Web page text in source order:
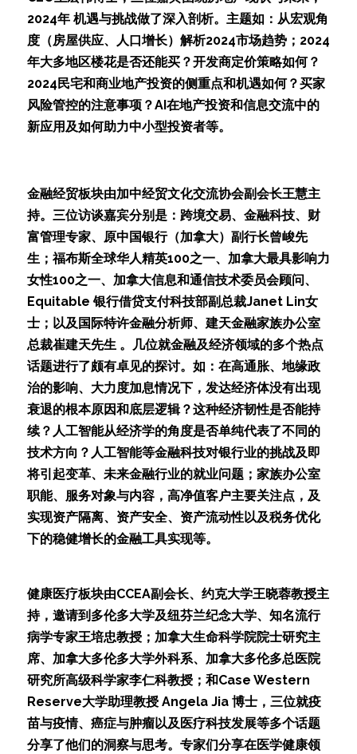
2024年 机遇与挑战做了深入剖析。主题如：从宏观角
度（房屋供应、人口增长）解析2024市场趋势；2024
年大多地区楼花是否还能买？开发商定价策略如何？
2024民宅和商业地产投资的侧重点和机遇如何？买家
风险管控的注意事项？AI在地产投资和信息交流中的
新应用及如何助力中小型投资者等。
金融经贸板块由加中经贸文化交流协会副会长王慧主
持。三位访谈嘉宾分别是：跨境交易、金融科技、财
富管理专家、原中国银行（加拿大）副行长曾峻先
生；福布斯全球华人精英100之一、加拿大最具影响力
女性100之一、加拿大信息和通信技术委员会顾问、
Equitable 银行借贷支付科技部副总裁Janet Lin女
士；以及国际特许金融分析师、建天金融家族办公室
总裁崔建天先生 。几位就金融及经济领域的多个热点
话题进行了颇有卓见的探讨。如：在高通胀、地缘政
治的影响、大力度加息情况下，发达经济体没有出现
衰退的根本原因和底层逻辑？这种经济韧性是否能持
续？人工智能从经济学的角度是否单纯代表了不同的
技术方向？人工智能等金融科技对银行业的挑战及即
将引起变革、未来金融行业的就业问题；家族办公室
职能、服务对象与内容，高净值客户主要关注点，及
实现资产隔离、资产安全、资产流动性以及税务优化
下的稳健增长的金融工具实现等。
健康医疗板块由CCEA副会长、约克大学王晓蓉教授主
持，邀请到多伦多大学及纽芬兰纪念大学、知名流行
病学专家王培忠教授；加拿大生命科学院院士研究主
席、加拿大多伦多大学外科系、加拿大多伦多总医院
研究所高级科学家李仁科教授；和Case Western
Reserve大学助理教授 Angela Jia 博士，三位就疫
苗与疫情、癌症与肿瘤以及医疗科技发展等多个话题
分享了他们的洞察与思考。专家们分享在医学健康领